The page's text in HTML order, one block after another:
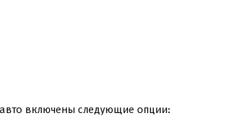
включены следующие опции: